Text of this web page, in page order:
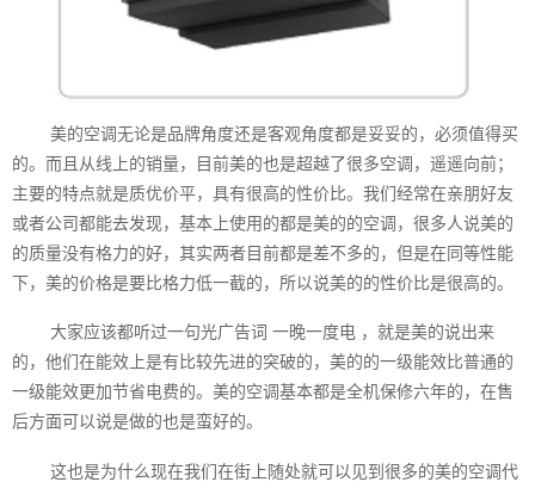
美的空调无论是品牌角度还是客观角度都是妥妥的，必须值得买
的。而且从线上的销量，目前美的也是超越了很多空调，遥遥向前；
主要的特点就是质优价平，具有很高的性价比。我们经常在亲朋好友
或者公司都能去发现，基本上使用的都是美的的空调，很多人说美的
的质量没有格力的好，其实两者目前都是差不多的，但是在同等性能
下，美的价格是要比格力低一截的，所以说美的的性价比是很高的。
大家应该都听过一句光广告词 一晚一度电 ，就是美的说出来
的，他们在能效上是有比较先进的突破的，美的的一级能效比普通的
一级能效更加节省电费的。美的空调基本都是全机保修六年的，在售
后方面可以说是做的也是蛮好的。
这也是为什么现在我们在街上随处就可以见到很多的美的空调代